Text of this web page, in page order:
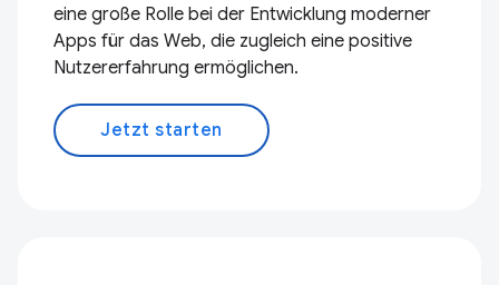
eine große Rolle bei der Entwicklung moderner
Apps für das Web, die zugleich eine positive
Nutzererfahrung ermöglichen.
Jetzt starten